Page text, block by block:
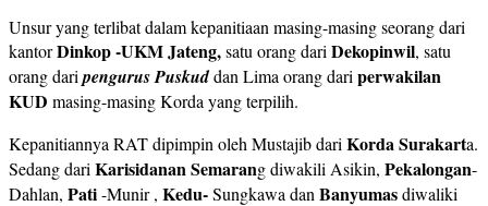
Unsur yang terlibat dalam kepanitiaan masing-masing seorang dari
kantorDinkop -UKM Jateng,satu orang dariDekopinwil, satu
orang daripengurus Puskuddan Lima orang dariperwakilan
KUD masing-masing Korda yang terpilih.
Kepanitiannya RAT dipimpin oleh Mustajib dariKorda Surakarta.
Sedang dariKarisidanan Semarang diwakili Asikin, Pekalongan-
Dahlan, Pati-Munir , Kedu-Sungkawa danBanyumasdiwaliki